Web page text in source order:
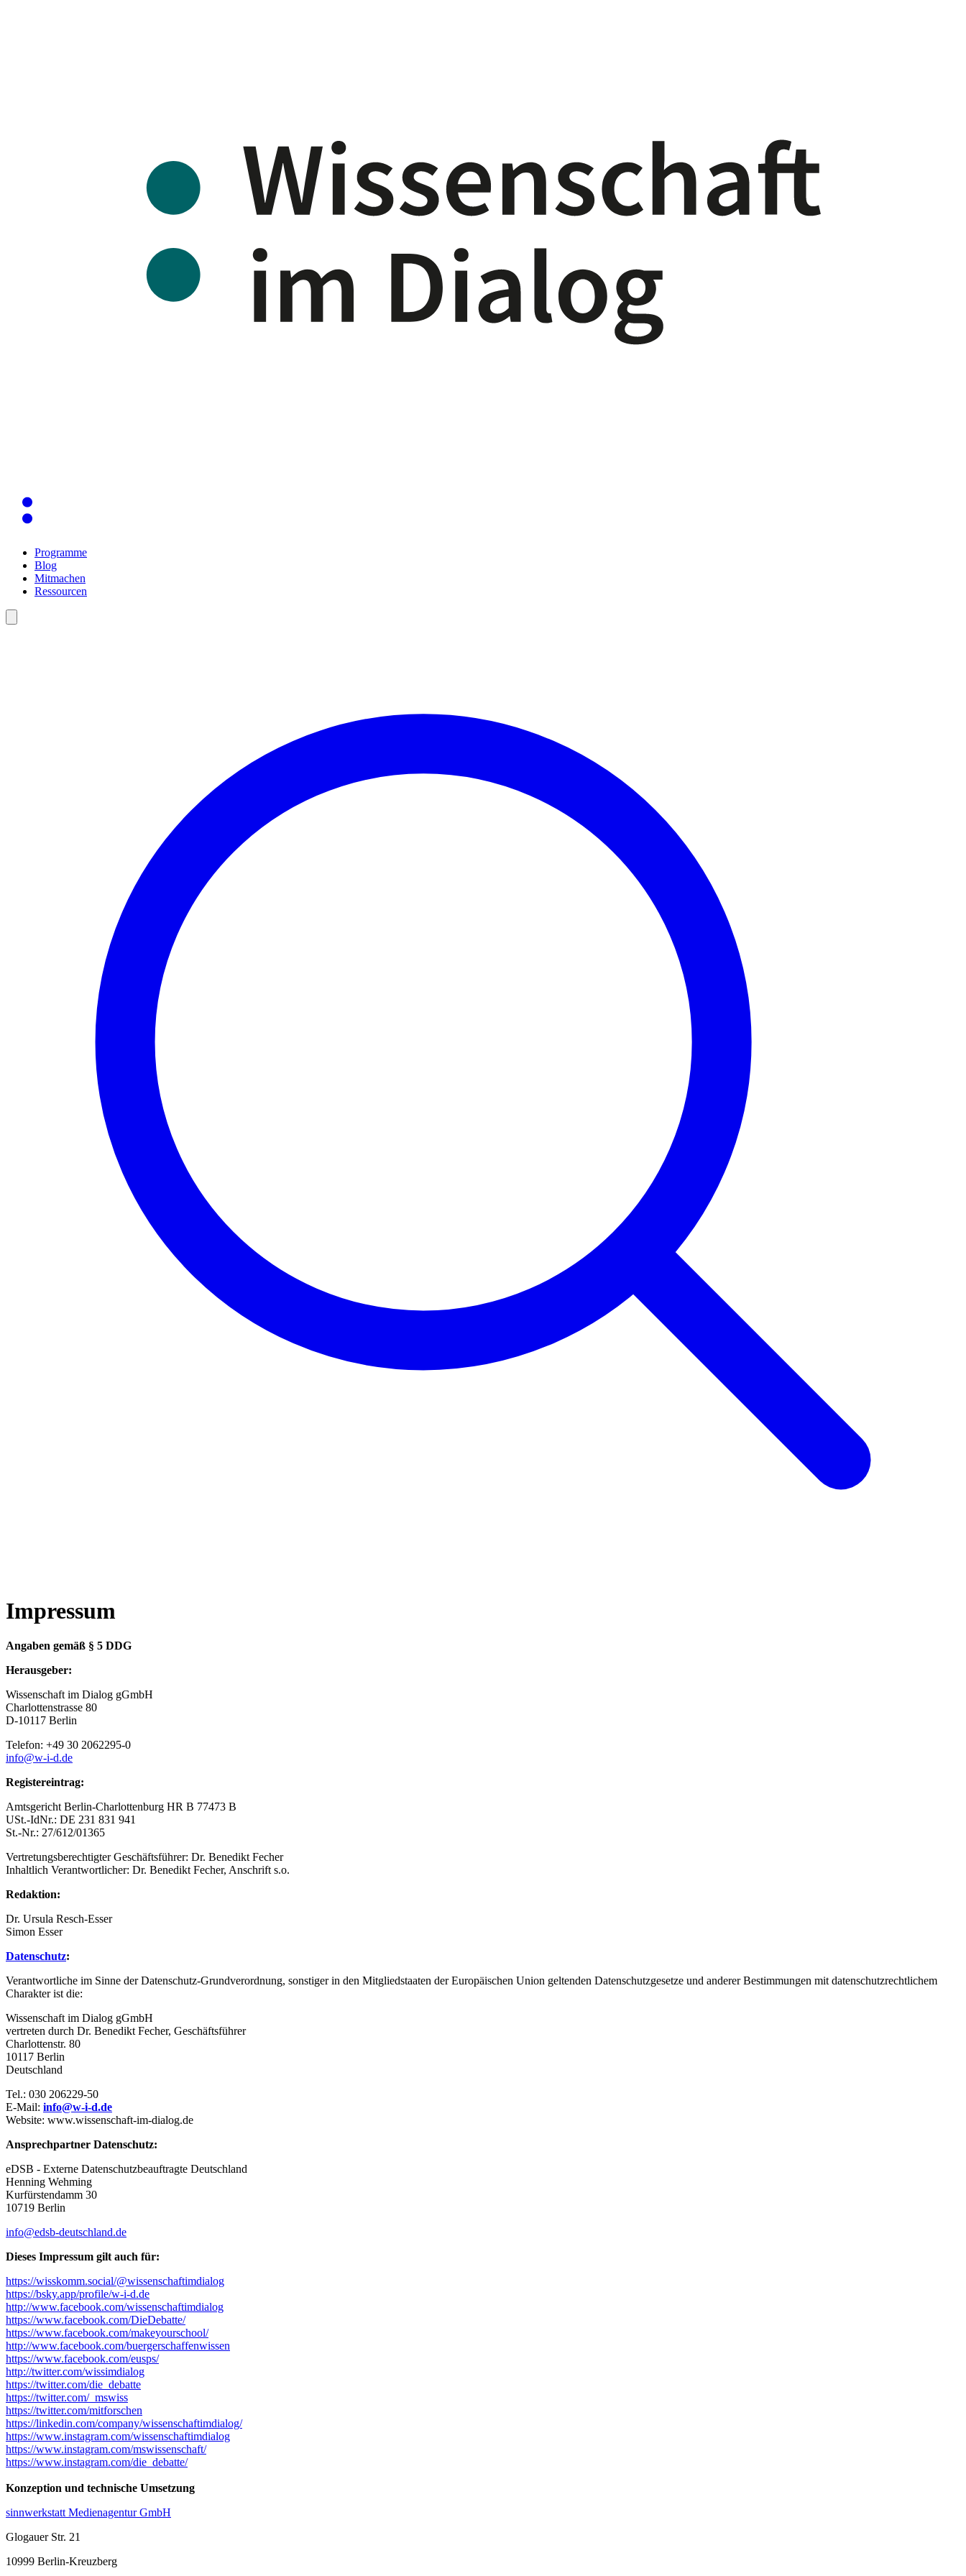
Programme
Blog
Mitmachen
Ressourcen
Impressum
Angaben gemäß § 5 DDG
Herausgeber:
Wissenschaft im Dialog gGmbH
Charlottenstrasse 80
D-10117 Berlin
Telefon: +49 30 2062295-0
info@w-i-d.de
Registereintrag:
Amtsgericht Berlin-Charlottenburg HR B 77473 B
USt.-IdNr.: DE 231 831 941
St.-Nr.: 27/612/01365
Vertretungsberechtigter Geschäftsführer: Dr. Benedikt Fecher
Inhaltlich Verantwortlicher: Dr. Benedikt Fecher, Anschrift s.o.
Redaktion:
Dr. Ursula Resch-Esser
Simon Esser
Datenschutz:
Verantwortliche im Sinne der Datenschutz-Grundverordnung, sonstiger in den Mitgliedstaaten der Europäischen Union geltenden Datenschutzgesetze und anderer Bestimmungen mit datenschutzrechtlichem
Charakter ist die:
Wissenschaft im Dialog gGmbH
vertreten durch Dr. Benedikt Fecher, Geschäftsführer
Charlottenstr. 80
10117 Berlin
Deutschland
Tel.: 030 206229-50
E-Mail: info@w-i-d.de
Website: www.wissenschaft-im-dialog.de
Ansprechpartner Datenschutz:
eDSB - Externe Datenschutzbeauftragte Deutschland
Henning Wehming
Kurfürstendamm 30
10719 Berlin
info@edsb-deutschland.de
Dieses Impressum gilt auch für:
https://wisskomm.social/@wissenschaftimdialog
https://bsky.app/profile/w-i-d.de
http://www.facebook.com/wissenschaftimdialog
https://www.facebook.com/DieDebatte/
https://www.facebook.com/makeyourschool/
http://www.facebook.com/buergerschaffenwissen
https://www.facebook.com/eusps/
http://twitter.com/wissimdialog
https://twitter.com/die_debatte
https://twitter.com/_mswiss
https://twitter.com/mitforschen
https://linkedin.com/company/wissenschaftimdialog/
https://www.instagram.com/wissenschaftimdialog
https://www.instagram.com/mswissenschaft/
https://www.instagram.com/die_debatte/
Konzeption und technische Umsetzung
sinnwerkstatt Medienagentur GmbH
Glogauer Str. 21
10999 Berlin-Kreuzberg